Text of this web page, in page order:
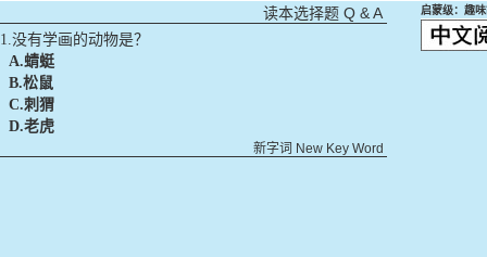
读本选择题 Q & A
1.没有学画的动物是？
A.蜻蜓
B.松鼠
C.刺猬
D.老虎
新字词 New Key Word
启蒙级：趣